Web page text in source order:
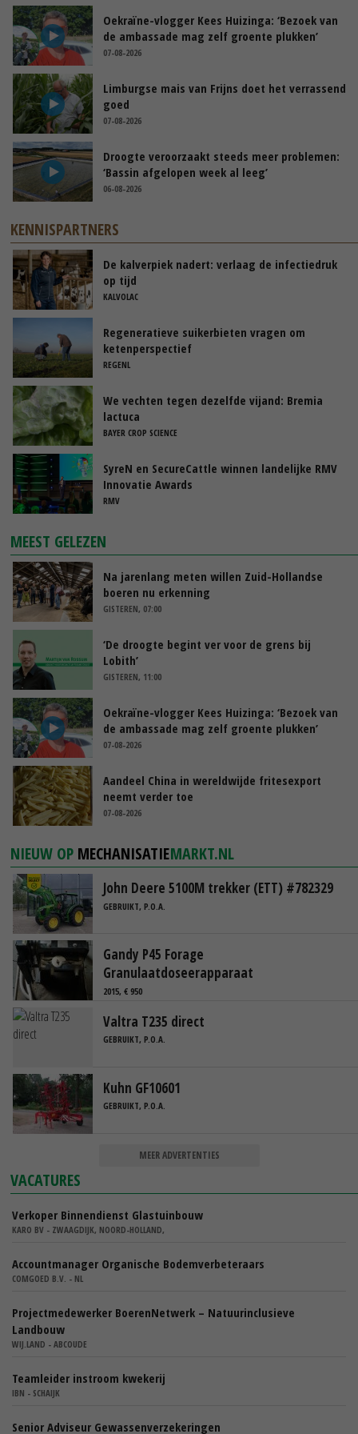
Oekraïne-vlogger Kees Huizinga: ‘Bezoek van
de ambassade mag zelf groente plukken’
07-08-2026
Limburgse mais van Frijns doet het verrassend
goed
07-08-2026
Droogte veroorzaakt steeds meer problemen:
‘Bassin afgelopen week al leeg’
06-08-2026
KENNISPARTNERS
De kalverpiek nadert: verlaag de infectiedruk
op tijd
KALVOLAC
Regeneratieve suikerbieten vragen om
ketenperspectief
REGENL
We vechten tegen dezelfde vijand: Bremia
lactuca
BAYER CROP SCIENCE
SyreN en SecureCattle winnen landelijke RMV
Innovatie Awards
RMV
MEEST GELEZEN
Na jarenlang meten willen Zuid-Hollandse
boeren nu erkenning
GISTEREN, 07:00
‘De droogte begint ver voor de grens bij
Lobith’
GISTEREN, 11:00
Oekraïne-vlogger Kees Huizinga: ‘Bezoek van
de ambassade mag zelf groente plukken’
07-08-2026
Aandeel China in wereldwijde fritesexport
neemt verder toe
07-08-2026
NIEUW OP MECHANISATIEMARKT.NL
John Deere 5100M trekker (ETT) #782329
GEBRUIKT, P.O.A.
Gandy P45 Forage
Granulaatdoseerapparaat
2015, € 950
Valtra T235 direct
GEBRUIKT, P.O.A.
Kuhn GF10601
GEBRUIKT, P.O.A.
MEER ADVERTENTIES
VACATURES
Verkoper Binnendienst Glastuinbouw
KARO BV - ZWAAGDIJK, NOORD-HOLLAND,
Accountmanager Organische Bodemverbeteraars
COMGOED B.V. - NL
Projectmedewerker BoerenNetwerk – Natuurinclusieve
Landbouw
WIJ.LAND - ABCOUDE
Teamleider instroom kwekerij
IBN - SCHAIJK
Senior Adviseur Gewassenverzekeringen